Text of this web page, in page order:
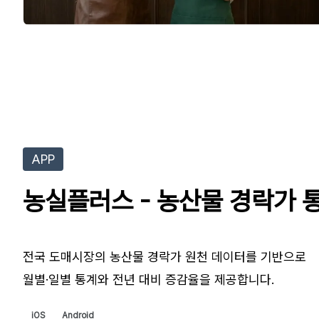
APP
농실플러스 - 농산물 경락가
전국 도매시장의 농산물 경락가 원천 데이터를 기반으로
iOS Android